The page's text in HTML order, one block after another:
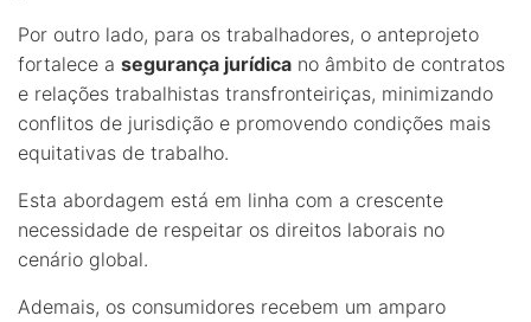
Por outro lado, para os trabalhadores, o anteprojeto
fortalece a segurança jurídica no âmbito de contratos
e relações trabalhistas transfronteiriças, minimizando
conflitos de jurisdição e promovendo condições mais
equitativas de trabalho.
Esta abordagem está em linha com a crescente
necessidade de respeitar os direitos laborais no
cenário global.
Ademais, os consumidores recebem um amparo